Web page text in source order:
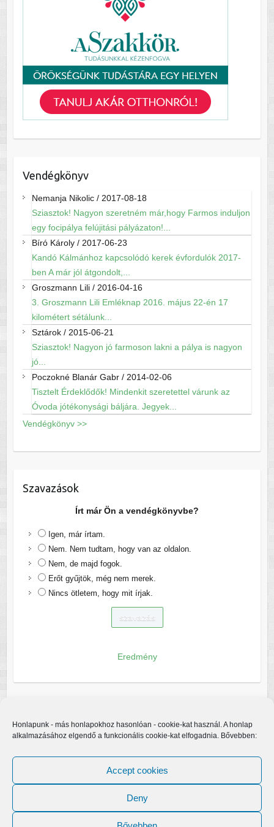
Honlapunk - más honlapokhoz hasonlóan - cookie-kat használ. A honlap
alkalmazásához elgendő a funkcionális cookie-kat elfogadnia. Bővebben:
Accept cookies
Deny
Vendégkönyv
Nemanja Nikolic/ 2017-08-18
Sziasztok! Nagyon szeretném már,hogy Farmos induljon
egy focipálya felújitási pályázaton!...
Bíró Károly/ 2017-06-23
Kandó Kálmánhoz kapcsolódó kerek évfordulók 2017-
ben A már jól átgondolt,...
Groszmann Lili/ 2016-04-16
3. Groszmann Lili Emléknap 2016. május 22-én 17
kilométert sétálunk...
Sztárok/ 2015-06-21
Sziasztok! Nagyon jó farmoson lakni a pálya is nagyon
jó...
Poczokné Blanár Gabr/ 2014-02-06
Tisztelt Érdeklődők! Mindenkit szeretettel várunk az
Óvoda jótékonysági báljára. Jegyek...
Vendégkönyv >>
Szavazások
Írt már Ön a vendégkönyvbe?
Igen, már írtam.
Nem. Nem tudtam, hogy van az oldalon.
Nem, de majd fogok.
Erőt gyűjtök, még nem merek.
Nincs ötletem, hogy mit írjak.
Eredmény